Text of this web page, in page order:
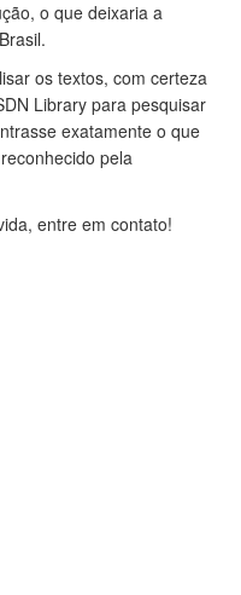
o que deixaria a
os textos, com certeza
Library para pesquisar
exatamente o que
pela
entre em contato!